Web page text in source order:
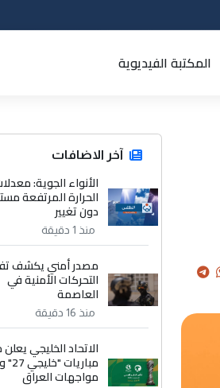
المكتبة الفيديوية
آخر الاضافات
الأنواء الجوية:
الحرارة المرتفعة
دون تغيير
منذ 1 دقيقة
مصدر أمني يكشف
التحركات الأمنية في
العاصمة
منذ 16 دقيقة
الاتحاد الخليجي
مواجهات العراق